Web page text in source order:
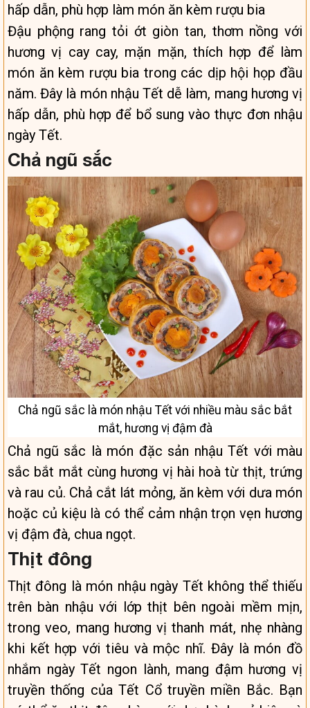
hấp dẫn, phù hợp làm món ăn kèm rượu bia
Đậu phộng rang tỏi ớt giòn tan, thơm nồng với
hương vị cay cay, mặn mặn, thích hợp để làm
món ăn kèm rượu bia trong các dịp hội họp đầu
năm. Đây là món nhậu Tết dễ làm, mang hương vị
hấp dẫn, phù hợp để bổ sung vào thực đơn nhậu
ngày Tết.
Chả ngũ sắc
Chả ngũ sắc là món nhậu Tết với nhiều màu sắc bắt
mắt, hương vị đậm đà
Chả ngũ sắc là món đặc sản nhậu Tết với màu
sắc bắt mắt cùng hương vị hài hoà từ thịt, trứng
và rau củ. Chả cắt lát mỏng, ăn kèm với dưa món
hoặc củ kiệu là có thể cảm nhận trọn vẹn hương
vị đậm đà, chua ngọt.
Thịt đông
Thịt đông là món nhậu ngày Tết không thể thiếu
trên bàn nhậu với lớp thịt bên ngoài mềm mịn,
trong veo, mang hương vị thanh mát, nhẹ nhàng
khi kết hợp với tiêu và mộc nhĩ. Đây là món đồ
nhắm ngày Tết ngon lành, mang đậm hương vị
truyền thống của Tết Cổ truyền miền Bắc. Bạn